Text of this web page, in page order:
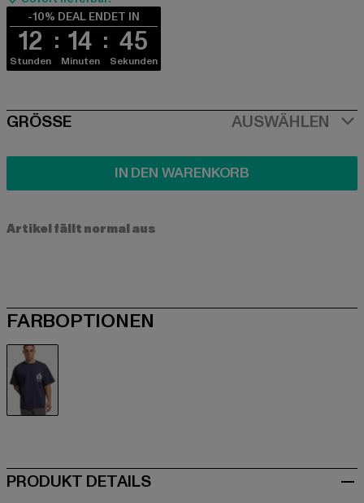
-10% DEAL ENDET IN
12
Stunden
14
Minuten
45
Sekunden
SIZE
GRÖSSE AUSWÄHLEN
IN DEN WARENKORB
Artikel fällt normal aus
FARBOPTIONEN
PRODUKT DETAILS